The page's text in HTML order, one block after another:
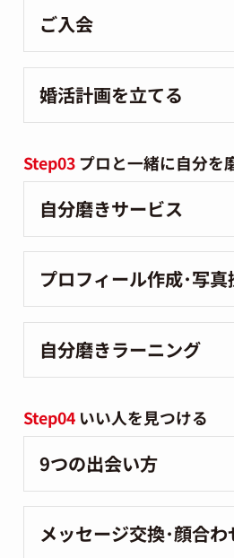
ご入会
婚活計画を立てる
Step03プロと一緒に自分を
自分磨きサービス
プロフィール作成･写真
自分磨きラーニング
Step04 いい人を見つける
9つの出会い方
メッセージ交換･顔合わ